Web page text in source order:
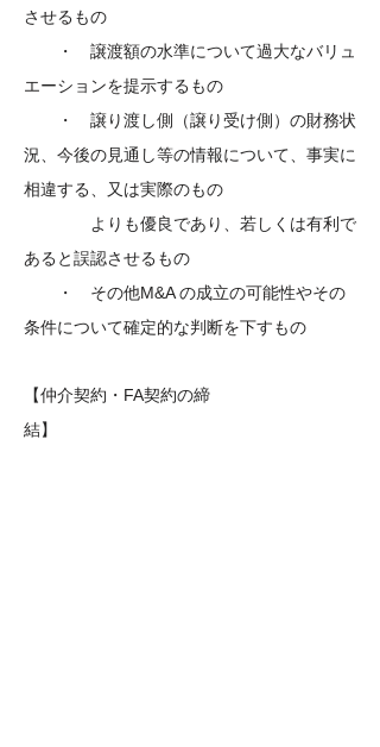
させるもの
・ 譲渡額の水準について過大なバリュ
エーションを提示するもの
・ 譲り渡し側（譲り受け側）の財務状
況、今後の見通し等の情報について、事実に
相違する、又は実際のもの
よりも優良であり、若しくは有利で
あると誤認させるもの
・ その他M&A の成立の可能性やその
条件について確定的な判断を下すもの
【仲介契約・FA契約の締
結】